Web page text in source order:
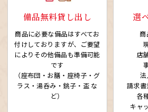
備品無料貸し出し
商品に必要な備品はすべてお
付けしておりますが、ご要望
によりその他備品も準備可能
です
（座布団・お膳・座椅子・グ
ラス・湯呑み・銚子・盃 な
ど）
選
店
請求書
各
キャ